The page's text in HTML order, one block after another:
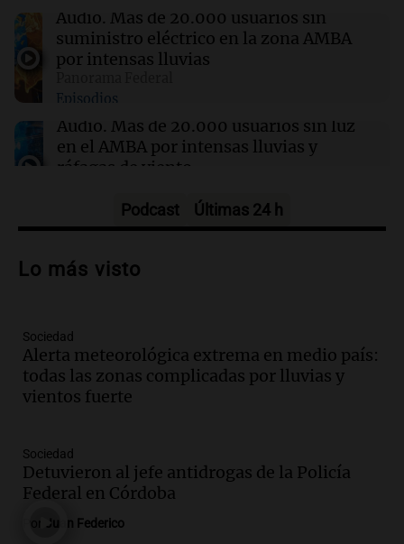
Radioinforme 3 Rosario
Schmuck sobre la recuperación del centro
rosarino: "La gastronomía es fundamental"
09:14 Mundo
Trump defiende el arsenal estadounidense
tras informes sobre escasez de municiones
Audio. Más de 20.000 usuarios sin
suministro eléctrico en la zona AMBA
por intensas lluvias
Episodios
Audio. Más de 20.000 usuarios sin luz
en el AMBA por intensas lluvias y
ráfagas de viento
Audio.Jesús María implementa estrictas
mejorar la seguridad vial
Audio.
urgencia de resolver la crisis educativa
en Tierra del Fuego
Panorama Federal
Audio.
seis meses de prisión por presentar
certificados médicos falsos
Episodios
Podcast Últimas 24 h
Lo más visto
Sociedad
Alerta meteorológica extrema en medio país:
todas las zonas complicadas por lluvias y
vientos fuerte
Sociedad
Detuvieron al jefe antidrogas de la Policía
Federal en Córdoba
Juan Federico